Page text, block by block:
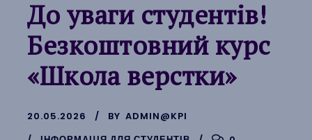
До уваги студентів!
Безкоштовний курс
«Школа верстки»
20.05.2026 BY ADMIN@KPI